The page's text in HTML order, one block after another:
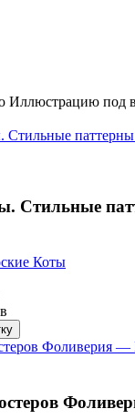
Иллюстрацию под
Стильные
Коты